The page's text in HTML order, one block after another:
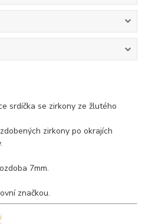
srdíčka se zirkony ze žlutého
zirkony po okrajích
7mm.
značkou.